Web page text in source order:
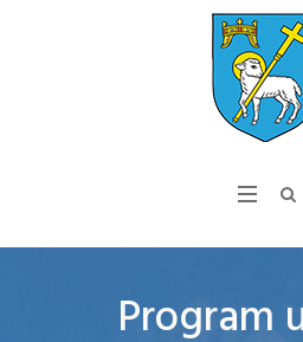
Program